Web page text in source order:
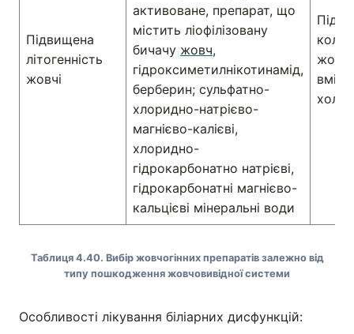
Підвищена
літогенність
жовчі
активоване, препарат, що
містить ліофілізовану
бичачу жовч,
гідроксиметилнікотинамід,
берберин; сульфатно-
хлоридно-натрієво-
магнієво-калієві,
хлоридно-
гідрокарбонатно натрієві,
гідрокарбонатні магнієво-
кальцієві мінеральні води
Таблиця 4.40. Вибір жовчогінних препаратів залежно від
типу пошкодження жовчовивідної системи
Особливості лікування біліарних дисфункцій: